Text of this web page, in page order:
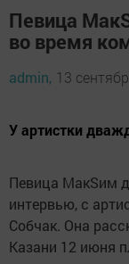
Певица
во время
admin, 13
У артистки
Певица МакSим
интервью, с
Собчак. Она
Казани 12 июня